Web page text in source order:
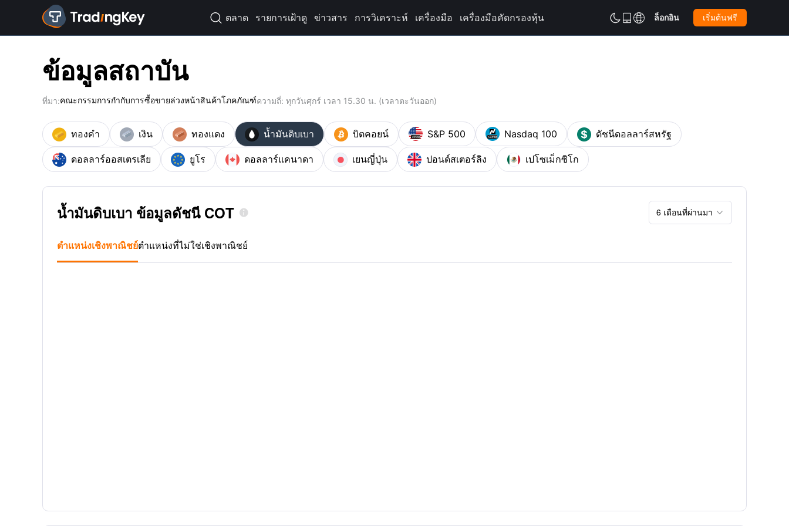
 ตลาด รายการเฝ้าดู ข่าวสาร การวิเคราะห์ เครื่องมือ เครื่องมือคัดกรองหุ้น  ล็อกอิน เริ่มต้นฟรี
ข้อมูลสถาบัน
ที่มา:คณะกรรมการกำกับการซื้อขายล่วงหน้าสินค้าโภคภัณฑ์ความถี่: ทุกวันศุกร์ เวลา 15.30 น. (เวลาตะวันออก)
ทองคำ เงิน ทองแดง น้ำมันดิบเบา บิตคอยน์ S&P 500 Nasdaq 100 ดัชนีดอลลาร์สหรัฐ
ดอลลาร์ออสเตรเลีย ยูโร ดอลลาร์แคนาดา เยนญี่ปุ่น ปอนด์สเตอร์ลิง เปโซเม็กซิโก
น้ำมันดิบเบา ข้อมูลดัชนี COT  6 เดือนที่ผ่านมา 
ตำแหน่งเชิงพาณิชย์ตำแหน่งที่ไม่ใช่เชิงพาณิชย์